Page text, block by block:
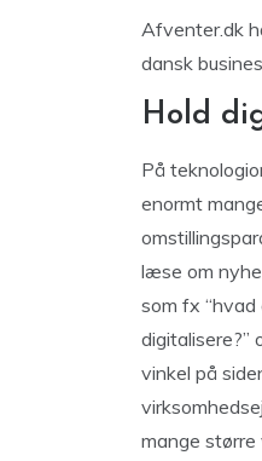
Afventer.dk
dansk
Hold
På
enormt
læse om
som fx “hvad
digitalisere?”
vinkel på
mange